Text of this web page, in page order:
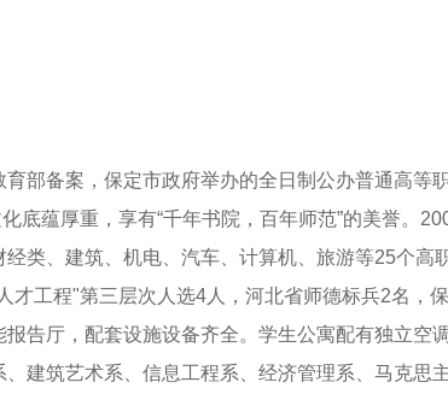
部备案，保定市政府举办的全日制公办普通高等职
底蕴厚重，享有“千年书院，百年师范”的美誉。
类、建筑、机电、汽车、计算机、旅游等25个高
才工程"第三层次人选4 人，河北省师德标兵2名，
告厅，配套设施设备齐全。学生公寓配有独立
建筑艺术系、信息工程系、经济管理系、马克思